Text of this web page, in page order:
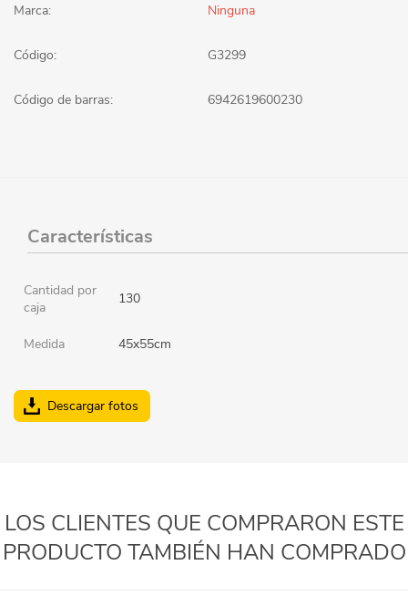
Marca: Ninguna
Código: G3299
Código de barras: 6942619600230
Características
Cantidad por
caja
130
Medida 45x55cm
Descargar fotos
LOS CLIENTES QUE COMPRARON ESTE
PRODUCTO TAMBIÉN HAN COMPRADO